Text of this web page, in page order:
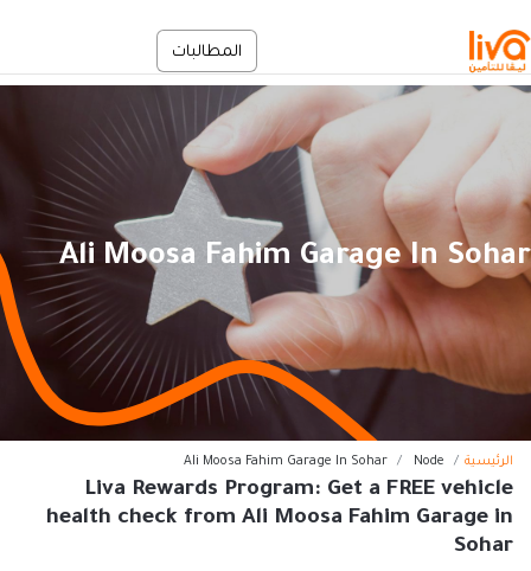
المطالبات
Ali Moosa Fahim Garage In Sohar
مسار التنقل
الرئيسية Node
Ali Moosa Fahim Garage In Sohar
Liva Rewards Program: Get a FREE vehicle
health check from Ali Moosa Fahim Garage in
Sohar